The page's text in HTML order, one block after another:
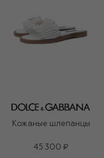
Кожаные шлепанцы
45 300 ₽